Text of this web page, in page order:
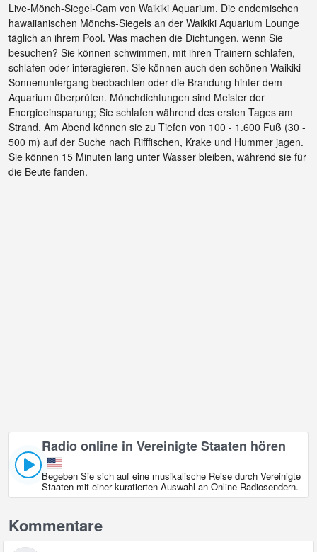
Live-Mönch-Siegel-Cam von Waikiki Aquarium. Die endemischen
hawaiianischen Mönchs-Siegels an der Waikiki Aquarium Lounge
täglich an ihrem Pool. Was machen die Dichtungen, wenn Sie
besuchen? Sie können schwimmen, mit ihren Trainern schlafen,
schlafen oder interagieren. Sie können auch den schönen Waikiki-
Sonnenuntergang beobachten oder die Brandung hinter dem
Aquarium überprüfen. Mönchdichtungen sind Meister der
Energieeinsparung; Sie schlafen während des ersten Tages am
Strand. Am Abend können sie zu Tiefen von 100 - 1.600 Fuß (30 -
500 m) auf der Suche nach Rifffischen, Krake und Hummer jagen.
Sie können 15 Minuten lang unter Wasser bleiben, während sie für
die Beute fanden.
Radio online in Vereinigte Staaten hören
Begeben Sie sich auf eine musikalische Reise durch Vereinigte
Staaten mit einer kuratierten Auswahl an Online‑Radiosendern.
Kommentare